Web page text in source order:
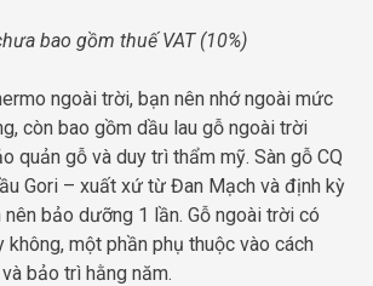
bao gồm thuế VAT (10%)
ngoài trời, bạn nên nhớ ngoài mức
còn bao gồm dầu lau gỗ ngoài trời
quản gỗ và duy trì thẩm mỹ. Sàn gỗ CQ
Gori – xuất xứ từ Đan Mạch và định kỳ
bảo dưỡng 1 lần. Gỗ ngoài trời có
không, một phần phụ thuộc vào cách
bảo trì hằng năm.